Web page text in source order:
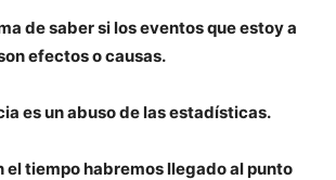
de saber si los eventos que estoy a
efectos o causas.
es un abuso de las estadísticas.
el tiempo habremos llegado al punto